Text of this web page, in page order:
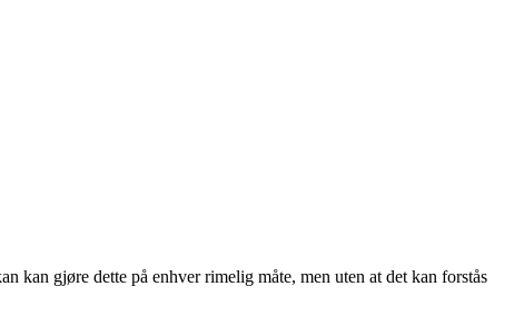
kan gjøre dette på enhver rimelig måte, men uten at det kan forstås